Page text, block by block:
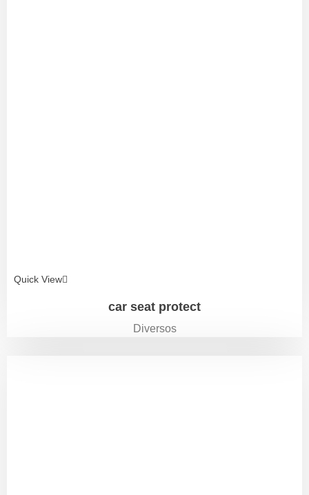
Quick View
car seat protect
Diversos